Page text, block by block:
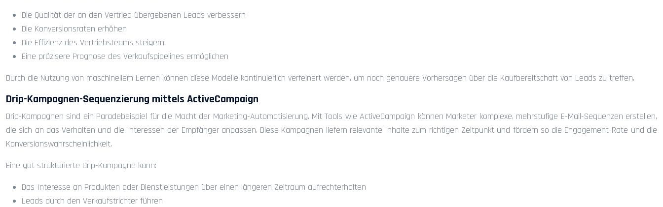
Die Qualität der an den Vertrieb übergebenen Leads verbessern
Die Konversionsraten erhöhen
Die Effizienz des Vertriebsteams steigern
Eine präzisere Prognose des Verkaufspipelines ermöglichen
Durch die Nutzung von maschinellem Lernen können diese Modelle kontinuierlich verfeinert werden, um noch genauere Vorhersagen über die Kaufbereitschaft von Leads zu treffen.
Drip-Kampagnen-Sequenzierung mittels ActiveCampaign
Drip-Kampagnen sind ein Paradebeispiel für die Macht der Marketing-Automatisierung. Mit Tools wie ActiveCampaign können Marketer komplexe, mehrstufige E-Mail-Sequenzen erstellen,
die sich an das Verhalten und die Interessen der Empfänger anpassen. Diese Kampagnen liefern relevante Inhalte zum richtigen Zeitpunkt und fördern so die Engagement-Rate und die
Konversionswahrscheinlichkeit.
Eine gut strukturierte Drip-Kampagne kann:
Das Interesse an Produkten oder Dienstleistungen über einen längeren Zeitraum aufrechterhalten
Leads durch den Verkaufstrichter führen